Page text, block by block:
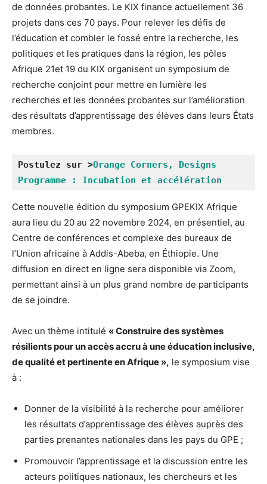
de données probantes. Le KIX finance actuellement 36
projets dans ces 70 pays. Pour relever les défis de
l’éducation et combler le fossé entre la recherche, les
politiques et les pratiques dans la région, les pôles
Afrique 21et 19 du KIX organisent un symposium de
recherche conjoint pour mettre en lumière les
recherches et les données probantes sur l’amélioration
des résultats d’apprentissage des élèves dans leurs États
membres.
Postulez sur >Orange Corners, Designs
Programme : Incubation et accélération
Cette nouvelle édition du symposium GPEKIX Afrique
aura lieu du 20 au 22 novembre 2024, en présentiel, au
Centre de conférences et complexe des bureaux de
l’Union africaine à Addis-Abeba, en Éthiopie. Une
diffusion en direct en ligne sera disponible via Zoom,
permettant ainsi à un plus grand nombre de participants
de se joindre.
Avec un thème intitulé « Construire des systèmes
résilients pour un accès accru à une éducation inclusive,
de qualité et pertinente en Afrique », le symposium vise
à :
Donner de la visibilité à la recherche pour améliorer
les résultats d’apprentissage des élèves auprès des
parties prenantes nationales dans les pays du GPE ;
Promouvoir l’apprentissage et la discussion entre les
acteurs politiques nationaux, les chercheurs et les